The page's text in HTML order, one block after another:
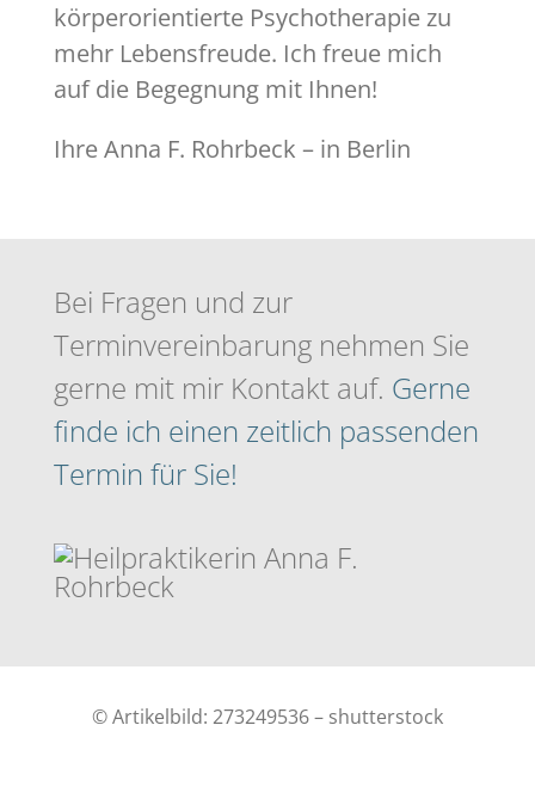
körperorientierte Psychotherapie zu
mehr Lebensfreude. Ich freue mich
auf die Begegnung mit Ihnen!
Ihre Anna F. Rohrbeck – in Berlin
Bei Fragen und zur
Terminvereinbarung nehmen Sie
gerne mit mir Kontakt auf. Gerne
finde ich einen zeitlich passenden
Termin für Sie!
© Artikelbild: 273249536 – shutterstock